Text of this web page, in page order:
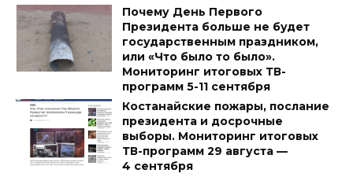
Почему День Первого
Президента больше не будет
государственным праздником,
или «Что было то было».
Мониторинг итоговых ТВ-
программ 5-11 сентября
Костанайские пожары, послание
президента и досрочные
выборы. Мониторинг итоговых
ТВ-программ 29 августа —
4 сентября